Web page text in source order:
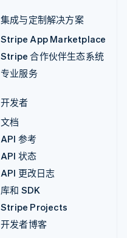
集成与定制解决方案
Stripe App Marketplace
Stripe 合作伙伴生态系统
专业服务
开发者
文档
API 参考
API 状态
API 更改日志
库和 SDK
Stripe Projects
开发者博客